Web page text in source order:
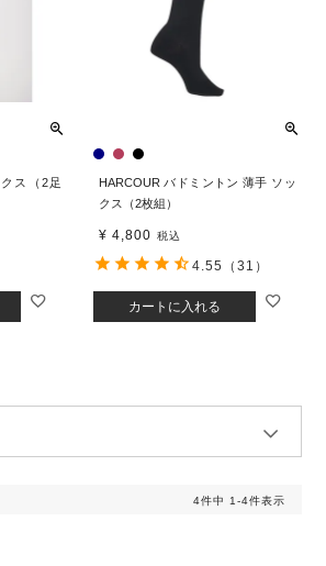
ス（2足
HARCOUR バドミントン 薄手 ソッ
クス（2枚組）
¥ 4,800 税込
カートに入れる
4.55 （31）
4件中 1 -4件表示